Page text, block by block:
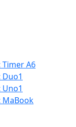
A6
MaBook